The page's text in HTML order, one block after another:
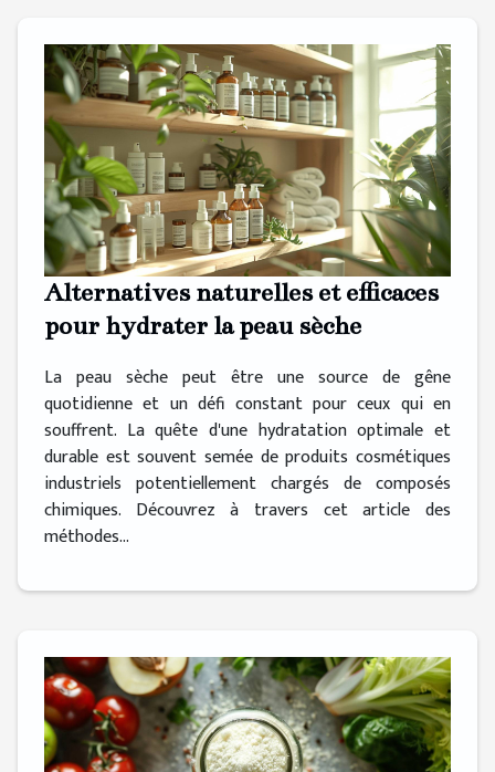
Alternatives naturelles et efficaces
pour hydrater la peau sèche
La peau sèche peut être une source de gêne
quotidienne et un défi constant pour ceux qui en
souffrent. La quête d'une hydratation optimale et
durable est souvent semée de produits cosmétiques
industriels potentiellement chargés de composés
chimiques. Découvrez à travers cet article des
méthodes...